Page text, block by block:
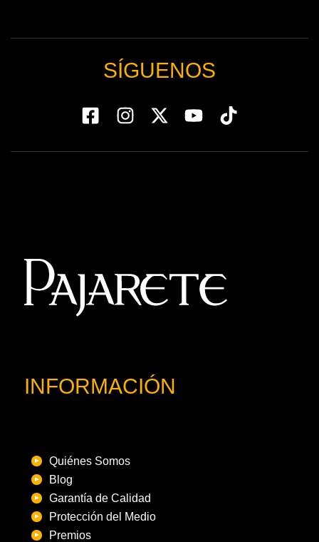
SÍGUENOS
INFORMACIÓN
Quiénes Somos
Blog
Garantía de Calidad
Protección del Medio
Premios